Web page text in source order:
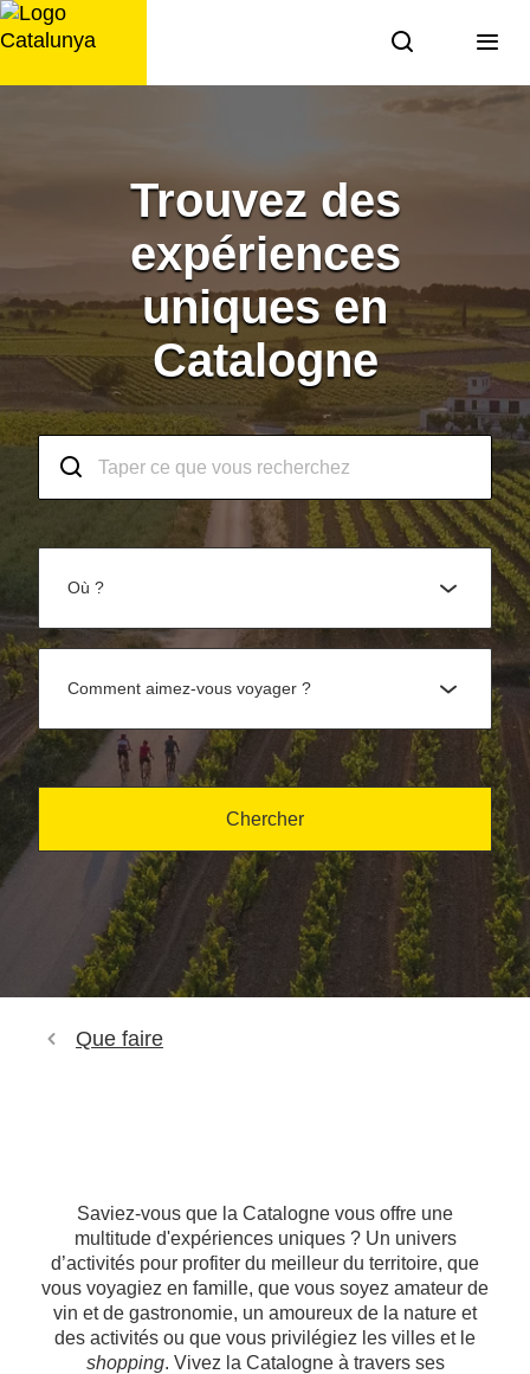
Aller
au
Trouvez des
expériences
uniques en
Catalogne
Où ?
Comment aimez-vous voyager ?
Chercher
Que faire
Saviez-vous que la Catalogne vous offre une
multitude d'expériences uniques ? Un univers
d’activités pour profiter du meilleur du territoire, que
vous voyagiez en famille, que vous soyez amateur de
vin et de gastronomie, un amoureux de la nature et
des activités ou que vous privilégiez les villes et le
shopping. Vivez la Catalogne à travers ses